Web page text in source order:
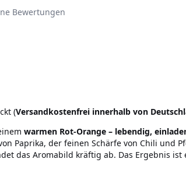
Bewertungen
(Versandkostenfrei innerhalb von
warmen Rot-Orange – lebendig,
Paprika, der feinen Schärfe von Chili und
das Aromabild kräftig ab. Das Ergebnis